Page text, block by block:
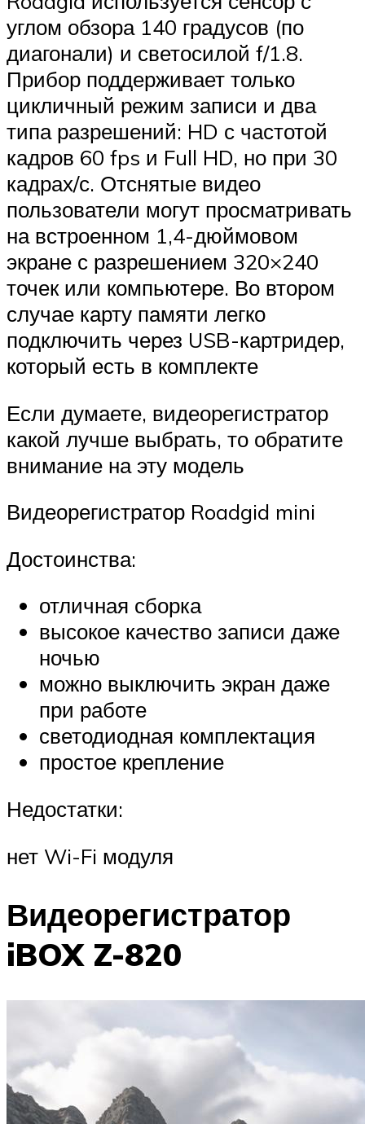
углом обзора 140 градусов (по
диагонали) и светосилой f/1.8.
Прибор поддерживает только
цикличный режим записи и два
типа разрешений: HD с частотой
кадров 60 fps и Full HD, но при 30
кадрах/с. Отснятые видео
пользователи могут просматривать
на встроенном 1,4-дюймовом
экране с разрешением 320×240
точек или компьютере. Во втором
случае карту памяти легко
подключить через USB-картридер,
который есть в комплекте
Если думаете, видеорегистратор
какой лучше выбрать, то обратите
внимание на эту модель
Видеорегистратор Roadgid mini
Достоинства:
отличная сборка
высокое качество записи даже
ночью
можно выключить экран даже
при работе
светодиодная комплектация
простое крепление
Недостатки:
нет Wi-Fi модуля
Видеорегистратор
iBOX Z-820